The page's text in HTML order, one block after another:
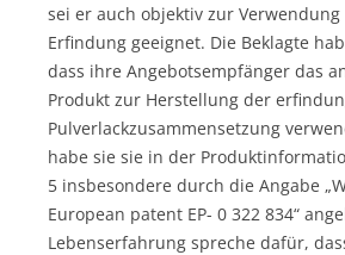
sei er auch objektiv zur
Erfindung geeignet. Die Beklagte
dass ihre Angebotsempfänger das
Produkt zur Herstellung der
Pulverlackzusammensetzung
habe sie sie in der
5 insbesondere durch die Angabe
European patent EP- 0 322 834“
Lebenserfahrung spreche dafür,